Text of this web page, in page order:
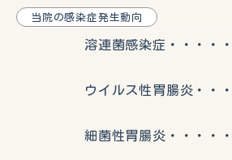
当院の感染症発生動向
溶連菌感染症・・・・・・
ウイルス性胃腸炎・・・・
細菌性胃腸炎・・・・・・